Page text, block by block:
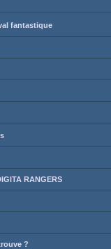
fantastique
RANGERS
?